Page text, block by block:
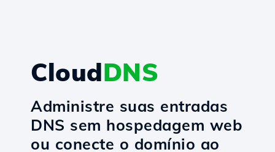
CloudDNS
Administre suas entradas
DNS sem hospedagem web
ou conecte o domínio ao